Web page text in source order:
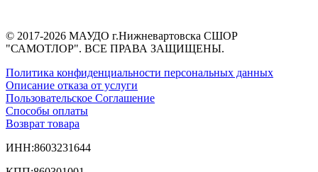
© 2017-2026 МАУДО г.Нижневартовска СШОР
"САМОТЛОР". ВСЕ ПРАВА ЗАЩИЩЕНЫ.
Политика конфиденциальности персональных данных
Описание отказа от услуги
Пользовательское Соглашение
Способы оплаты
Возврат товара
ИНН:8603231644